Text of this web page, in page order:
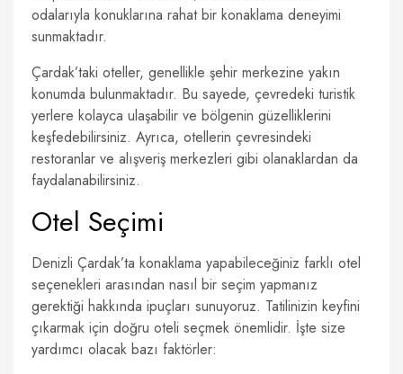
odalarıyla konuklarına rahat bir konaklama deneyimi
sunmaktadır.
Çardak’taki oteller, genellikle şehir merkezine yakın
konumda bulunmaktadır. Bu sayede, çevredeki turistik
yerlere kolayca ulaşabilir ve bölgenin güzelliklerini
keşfedebilirsiniz. Ayrıca, otellerin çevresindeki
restoranlar ve alışveriş merkezleri gibi olanaklardan da
faydalanabilirsiniz.
Otel Seçimi
Denizli Çardak’ta konaklama yapabileceğiniz farklı otel
seçenekleri arasından nasıl bir seçim yapmanız
gerektiği hakkında ipuçları sunuyoruz. Tatilinizin keyfini
çıkarmak için doğru oteli seçmek önemlidir. İşte size
yardımcı olacak bazı faktörler: